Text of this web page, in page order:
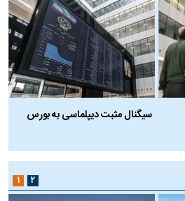
سیگنال مثبت دیپلماسی به بورس
۱ ۲